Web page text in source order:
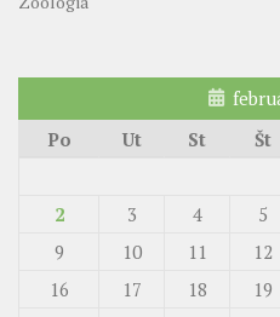
Po
Ut St Št
2
3 4 5
9
10 11 12
16
17 18 19